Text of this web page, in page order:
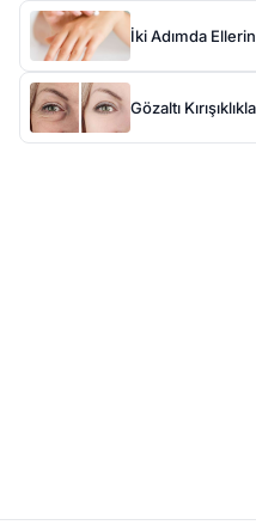
İki Adımda
Gözaltı